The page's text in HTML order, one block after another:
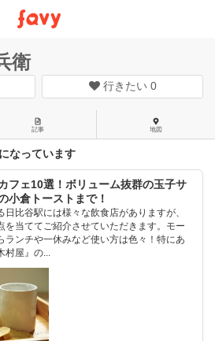
衛
行きたい 0
記事 地図
なっています
フェ10選！ボリューム抜群の玉子サ
小倉トーストまで！
日比谷駅には様々な飲食店がありますが、
を当ててご紹介させていただきます。モー
ランチや一休みなど使い方は色々！特にあ
屋』の...